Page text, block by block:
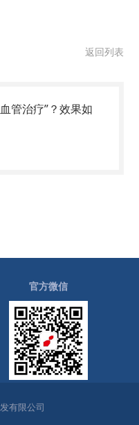
返回列表
管治疗”？效果如
官方微信
有限公司